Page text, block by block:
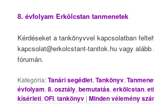
8. évfolyam Erkölcstan tanmenetek
Kérdéseket a tankönyvvel kapcsolatban
kapcsolat@erkolcstant-tanitok.hu vagy alább
fórumán.
Kategória:Tanári segédlet,Tankönyv,
évfolyam,8. osztály,bemutatás,erkölcstan,
kísérleti,OFI,tankönyv |Minden vélemény